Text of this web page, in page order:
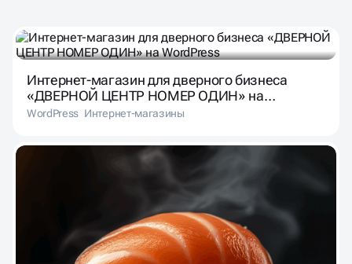
Интернет-магазин для дверного бизнеса
«ДВЕРНОЙ ЦЕНТР НОМЕР ОДИН» на
WordPress
WordPress Интернет-магазины